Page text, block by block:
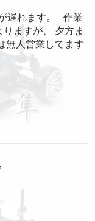
遅れます。 作業
ますが、 夕方ま
無人営業してます